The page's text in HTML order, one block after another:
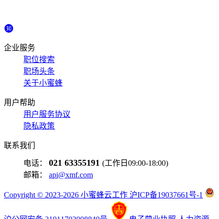
企业服务
职位搜索
职场头条
关于小蜜蜂
用户帮助
用户服务协议
隐私政策
联系我们
电话： 021 63355191 (工作日09:00-18:00)
邮箱： api@xmf.com
Copyright © 2023-2026 小蜜蜂云工作 沪ICP备19037661号-1